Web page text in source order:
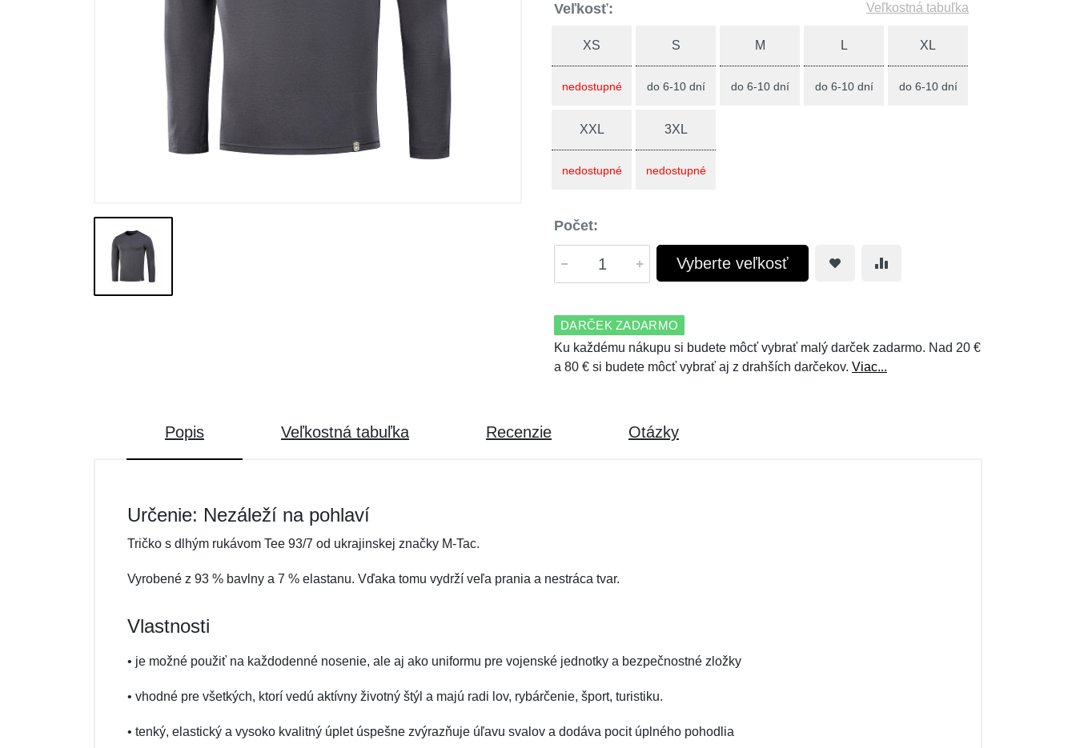
Veľkosť: Veľkostná tabuľka
XS
nedostupné
S
do 6-10 dní
M
do 6-10 dní
L
do 6-10 dní
XL
do 6-10 dní
XXL
nedostupné
3XL
nedostupné
Počet:
Vyberte veľkosť
DARČEK ZADARMO
Ku každému nákupu si budete môcť vybrať malý darček zadarmo. Nad 20 €
a 80 € si budete môcť vybrať aj z drahších darčekov. Viac...
Popis Veľkostná tabuľka Recenzie Otázky
Určenie: Nezáleží na pohlaví
Tričko s dlhým rukávom Tee 93/7 od ukrajinskej značky M-Tac.
Vyrobené z 93 % bavlny a 7 % elastanu. Vďaka tomu vydrží veľa prania a nestráca tvar.
Vlastnosti
• je možné použiť na každodenné nosenie, ale aj ako uniformu pre vojenské jednotky a bezpečnostné zložky
• vhodné pre všetkých, ktorí vedú aktívny životný štýl a majú radi lov, rybárčenie, šport, turistiku.
• tenký, elastický a vysoko kvalitný úplet úspešne zvýrazňuje úľavu svalov a dodáva pocit úplného pohodlia